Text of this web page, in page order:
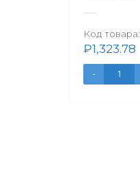
Код товара:
₽1,323.78